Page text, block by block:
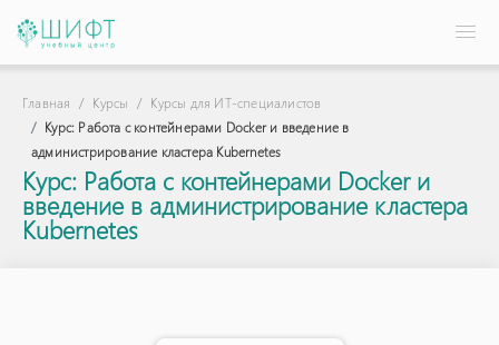
Главная Курсы
Курсы для ИТ-специалистов
Курс: Работа с контейнерами Docker и введение в
администрирование кластера Kubernetes
Курс: Работа с контейнерами Docker и
введение в администрирование кластера
Kubernetes